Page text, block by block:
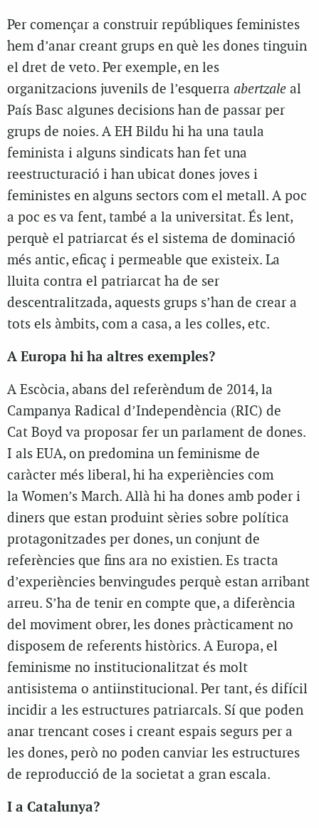
Per començar a construir repúbliques feministes
hem d’anar creant grups en què les dones tinguin
el dret de veto. Per exemple, en les
organitzacions juvenils de l’esquerra abertzale al
País Basc algunes decisions han de passar per
grups de noies. A EH Bildu hi ha una taula
feminista i alguns sindicats han fet una
reestructuració i han ubicat dones joves i
feministes en alguns sectors com el metall. A poc
a poc es va fent, també a la universitat. És lent,
perquè el patriarcat és el sistema de dominació
més antic, eficaç i permeable que existeix. La
lluita contra el patriarcat ha de ser
descentralitzada, aquests grups s’han de crear a
tots els àmbits, com a casa, a les colles, etc.
A Europa hi ha altres exemples?
A Escòcia, abans del referèndum de 2014, la
Campanya Radical d’Independència (RIC) de
Cat Boyd va proposar fer un parlament de dones.
I als EUA, on predomina un feminisme de
caràcter més liberal, hi ha experiències com
la Women’s March. Allà hi ha dones amb poder i
diners que estan produint sèries sobre política
protagonitzades per dones, un conjunt de
referències que fins ara no existien. Es tracta
d’experiències benvingudes perquè estan arribant
arreu. S’ha de tenir en compte que, a diferència
del moviment obrer, les dones pràcticament no
disposem de referents històrics. A Europa, el
feminisme no institucionalitzat és molt
antisistema o antiinstitucional. Per tant, és difícil
incidir a les estructures patriarcals. Sí que poden
anar trencant coses i creant espais segurs per a
les dones, però no poden canviar les estructures
de reproducció de la societat a gran escala.
I a Catalunya?